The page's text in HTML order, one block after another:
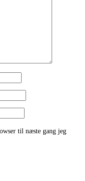
til næste gang jeg